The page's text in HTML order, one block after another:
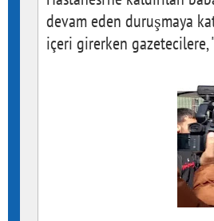
devam eden duruşmaya
içeri girerken gazetecilere,